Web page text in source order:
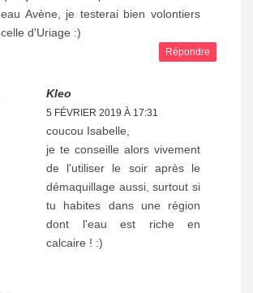
eau Avène, je testerai bien volontiers
celle d'Uriage :)
Répondre
Kleo
5 FÉVRIER 2019 À 17:31
coucou Isabelle,
je te conseille alors vivement
de l'utiliser le soir après le
démaquillage aussi, surtout si
tu habites dans une région
dont l'eau est riche en
calcaire ! :)